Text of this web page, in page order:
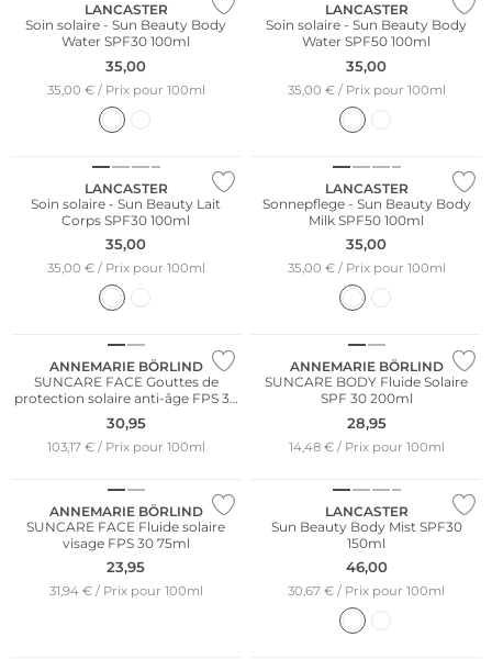
LANCASTER
Soin solaire - Sun Beauty Body
Water SPF30 100ml
35,00
35,00 € / Prix pour 100ml
LANCASTER
Soin solaire - Sun Beauty Body
Water SPF50 100ml
35,00
35,00 € / Prix pour 100ml
LANCASTER
Soin solaire - Sun Beauty Lait
Corps SPF30 100ml
35,00
35,00 € / Prix pour 100ml
LANCASTER
Sonnepflege - Sun Beauty Body
Milk SPF50 100ml
35,00
35,00 € / Prix pour 100ml
ANNEMARIE BÖRLIND
SUNCARE FACE Gouttes de
protection solaire anti-âge FPS 30
30 ml
30,95
103,17 € / Prix pour 100ml
ANNEMARIE BÖRLIND
SUNCARE BODY Fluide Solaire
SPF 30 200ml
28,95
14,48 € / Prix pour 100ml
ANNEMARIE BÖRLIND
SUNCARE FACE Fluide solaire
visage FPS 30 75ml
23,95
31,94 € / Prix pour 100ml
LANCASTER
Sun Beauty Body Mist SPF30
150ml
46,00
30,67 € / Prix pour 100ml